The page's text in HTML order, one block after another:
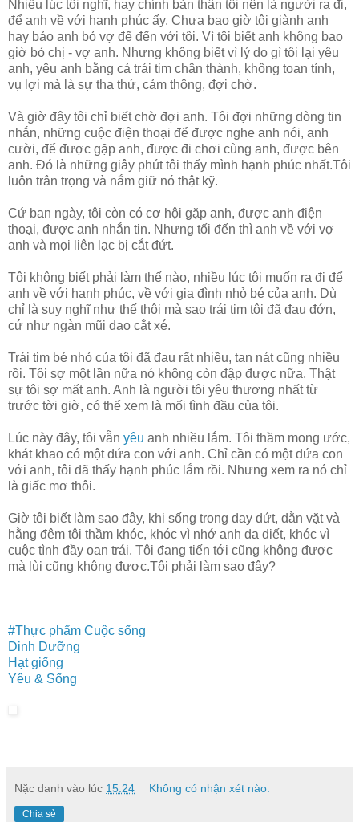
Nhiều lúc tôi nghĩ, hay chính bản thân tôi nên là người ra đi,
để anh về với hạnh phúc ấy. Chưa bao giờ tôi giành anh
hay bảo anh bỏ vợ để đến với tôi. Vì tôi biết anh không bao
giờ bỏ chị - vợ anh. Nhưng không biết vì lý do gì tôi lại yêu
anh, yêu anh bằng cả trái tim chân thành, không toan tính,
vụ lợi mà là sự tha thứ, cảm thông, đợi chờ.
Và giờ đây tôi chỉ biết chờ đợi anh. Tôi đợi những dòng tin
nhắn, những cuộc điện thoại để được nghe anh nói, anh
cười, để được gặp anh, được đi chơi cùng anh, được bên
anh. Đó là những giây phút tôi thấy mình hạnh phúc nhất.Tôi
luôn trân trọng và nắm giữ nó thật kỹ.
Cứ ban ngày, tôi còn có cơ hội gặp anh, được anh điện
thoại, được anh nhắn tin. Nhưng tối đến thì anh về với vợ
anh và mọi liên lạc bị cắt đứt.
Tôi không biết phải làm thế nào, nhiều lúc tôi muốn ra đi để
anh về với hạnh phúc, về với gia đình nhỏ bé của anh. Dù
chỉ là suy nghĩ như thế thôi mà sao trái tim tôi đã đau đớn,
cứ như ngàn mũi dao cắt xé.
Trái tim bé nhỏ của tôi đã đau rất nhiều, tan nát cũng nhiều
rồi. Tôi sợ một lần nữa nó không còn đập được nữa. Thật
sự tôi sợ mất anh. Anh là người tôi yêu thương nhất từ
trước tời giờ, có thể xem là mối tình đầu của tôi.
Lúc này đây, tôi vẫn yêu anh nhiều lắm. Tôi thầm mong ước,
khát khao có một đứa con với anh. Chỉ cần có một đứa con
với anh, tôi đã thấy hạnh phúc lắm rồi. Nhưng xem ra nó chỉ
là giấc mơ thôi.
Giờ tôi biết làm sao đây, khi sống trong day dứt, dằn vặt và
hằng đêm tôi thầm khóc, khóc vì nhớ anh da diết, khóc vì
cuộc tình đầy oan trái. Tôi đang tiến tới cũng không được
mà lùi cũng không được.Tôi phải làm sao đây?
#Thực phẩm Cuộc sống
Dinh Dưỡng
Hạt giống
Yêu & Sống
Nặc danh vào lúc 15:24 Không có nhận xét nào:
Chia sẻ